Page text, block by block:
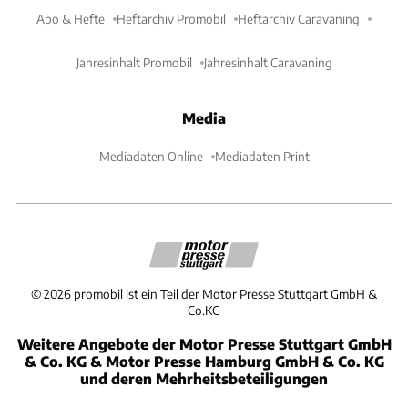
Abo & Hefte Heftarchiv Promobil Heftarchiv Caravaning
Jahresinhalt Promobil Jahresinhalt Caravaning
Media
Mediadaten Online Mediadaten Print
©2026 promobil ist ein Teil der Motor Presse Stuttgart GmbH &
Co.KG
Weitere Angebote der Motor Presse Stuttgart GmbH
& Co. KG & Motor Presse Hamburg GmbH & Co. KG
und deren Mehrheitsbeteiligungen